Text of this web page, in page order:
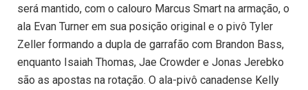
será mantido, com o calouro Marcus Smart na armação, o
ala Evan Turner em sua posição original e o pivô Tyler
Zeller formando a dupla de garrafão com Brandon Bass,
enquanto Isaiah Thomas, Jae Crowder e Jonas Jerebko
são as apostas na rotação. O ala-pivô canadense Kelly